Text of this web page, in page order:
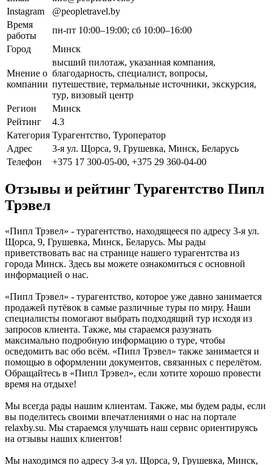
Instagram
@peopletravel.by
Время
работы
пн-пт 10:00–19:00; сб 10:00–16:00
Город
Минск
Мнение о
компании
высший пилотаж, указанная компания,
благодарность, специалист, вопросы,
путешествие, термальные источники, экскурсия,
тур, визовый центр
Регион
Минск
Рейтинг
4.3
Категория Турагентство, Туроператор
Адрес
3-я ул. Щорса, 9, Грушевка, Минск, Беларусь
Телефон
+375 17 300-05-00, +375 29 360-04-00
Отзывы и рейтинг Турагентство Пипл
Трэвел
«Пипл Трэвел» - турагентство, находящееся по адресу 3-я ул.
Щорса, 9, Грушевка, Минск, Беларусь. Мы рады
приветствовать вас на странице нашего турагентства из
города Минск. Здесь вы можете ознакомиться с основной
информацией о нас.
«Пипл Трэвел» - турагентство, которое уже давно занимается
продажей путёвок в самые различные туры по миру. Наши
специалисты помогают выбрать подходящий тур исходя из
запросов клиента. Также, мы стараемся разузнать
максимально подробную информацию о туре, чтобы
осведомить вас обо всём. «Пипл Трэвел» также занимается и
помощью в оформлении документов, связанных с перелётом.
Обращайтесь в «Пипл Трэвел», если хотите хорошо провести
время на отдыхе!
Мы всегда рады нашим клиентам. Также, мы будем рады, если
вы поделитесь своими впечатлениями о нас на портале
relaxby.su. Мы стараемся улучшать наш сервис ориентируясь
на отзывы наших клиентов!
Мы находимся по адресу 3-я ул. Щорса, 9, Грушевка, Минск,